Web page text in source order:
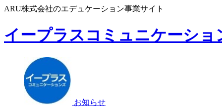
ARU株式会社のエデュケーション事業サイト
イープラスコミュニケーショ
お知らせ